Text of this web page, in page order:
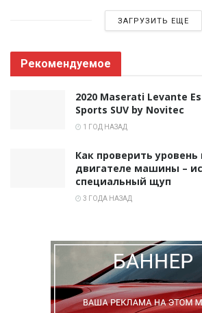
ЗАГРУЗИТЬ ЕЩЕ
Рекомендуемое
2020 Maserati Levante
Sports SUV by Novitec
1 ГОД НАЗАД
Как проверить уровень
двигателе машины –
специальный щуп
3 ГОДА НАЗАД